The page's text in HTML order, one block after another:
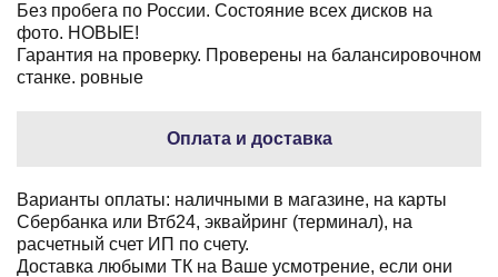
Без пробега по России. Состояние всех дисков на
фото. НОВЫЕ!
Гарантия на проверку. Проверены на балансировочном
станке. ровные
Оплата и доставка
Варианты оплаты: наличными в магазине, на карты
Сбербанка или Втб24, эквайринг (терминал), на
расчетный счет ИП по счету.
Доставка любыми ТК на Ваше усмотрение, если они